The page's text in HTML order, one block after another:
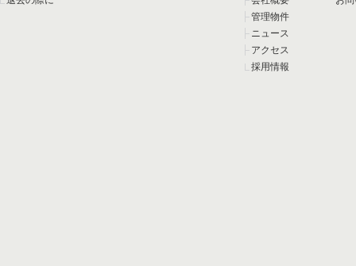
管理物件
ニュース
アクセス
採用情報